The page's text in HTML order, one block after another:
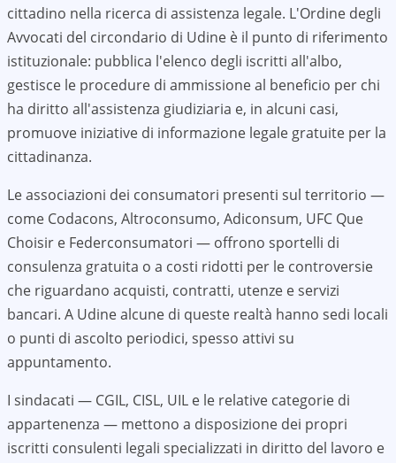
cittadino nella ricerca di assistenza legale. L'Ordine degli
Avvocati del circondario di Udine è il punto di riferimento
istituzionale: pubblica l'elenco degli iscritti all'albo,
gestisce le procedure di ammissione al beneficio per chi
ha diritto all'assistenza giudiziaria e, in alcuni casi,
promuove iniziative di informazione legale gratuite per la
cittadinanza.
Le associazioni dei consumatori presenti sul territorio —
come Codacons, Altroconsumo, Adiconsum, UFC Que
Choisir e Federconsumatori — offrono sportelli di
consulenza gratuita o a costi ridotti per le controversie
che riguardano acquisti, contratti, utenze e servizi
bancari. A Udinealcune di queste realtà hanno sedi locali
o punti di ascolto periodici, spesso attivi su
appuntamento.
I sindacati — CGIL, CISL, UIL e le relative categorie di
appartenenza — mettono a disposizione dei propri
iscritti consulenti legali specializzati in diritto del lavoro e